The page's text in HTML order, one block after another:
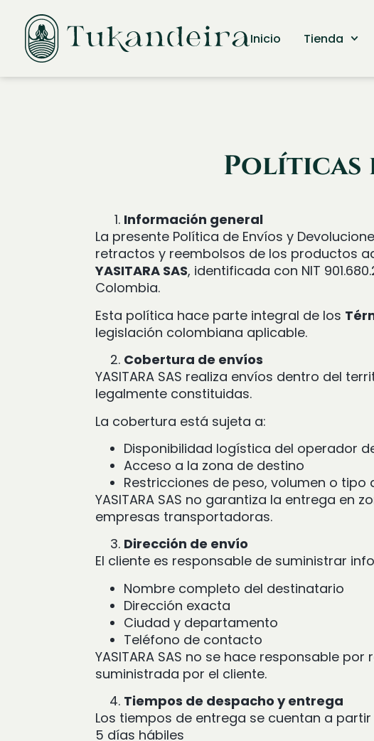
Inicio Tienda
Políticas
Información general
La presente Política de Envíos y
retractos y reembolsos de los productos
YASITARA SAS, identificada con NIT
Colombia.
Esta política hace parte integral de los
legislación colombiana aplicable.
Cobertura de envíos
YASITARA SAS realiza envíos dentro del
legalmente constituidas.
La cobertura está sujeta a:
Disponibilidad logística del operador
Acceso a la zona de destino
Restricciones de peso, volumen o tipo
YASITARA SAS no garantiza la entrega
empresas transportadoras.
Dirección de envío
El cliente es responsable de suministrar
Nombre completo del destinatario
Dirección exacta
Ciudad y departamento
Teléfono de contacto
YASITARA SAS no se hace responsable
suministrada por el cliente.
Tiempos de despacho y entrega
Los tiempos de entrega se cuentan a
5 días hábiles